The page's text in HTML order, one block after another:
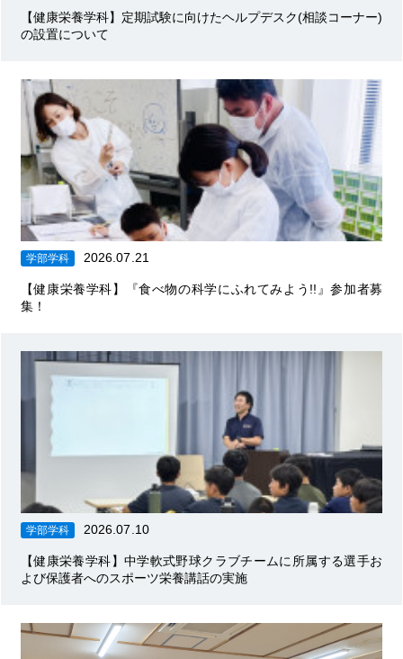
【健康栄養学科】定期試験に向けたヘルプデスク(相談コーナー)
の設置について
学部学科 2026.07.21
【健康栄養学科】『食べ物の科学にふれてみよう!!』参加者募
集！
学部学科 2026.07.10
【健康栄養学科】中学軟式野球クラブチームに所属する選手お
よび保護者へのスポーツ栄養講話の実施